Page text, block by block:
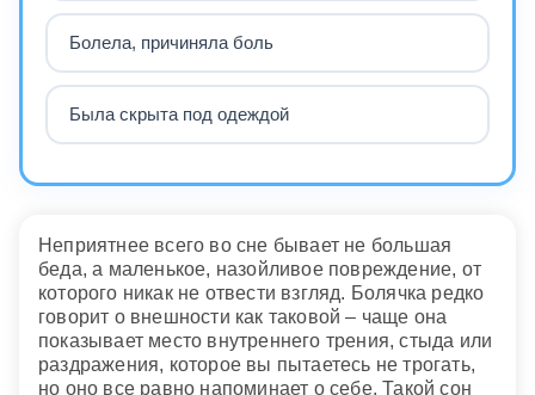
Болела, причиняла боль
Была скрыта под одеждой
Неприятнее всего во сне бывает не большая
беда, а маленькое, назойливое повреждение, от
которого никак не отвести взгляд. Болячка редко
говорит о внешности как таковой – чаще она
показывает место внутреннего трения, стыда или
раздражения, которое вы пытаетесь не трогать,
но оно все равно напоминает о себе. Такой сон